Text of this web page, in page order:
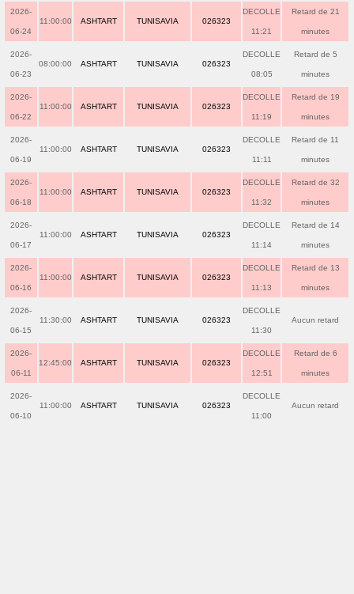
2026-
06-24
11:00:00 ASHTART TUNISAVIA 026323
DECOLLE
11:21
Retard de 21
minutes
2026-
06-23
08:00:00 ASHTART TUNISAVIA 026323
DECOLLE
08:05
Retard de 5
minutes
2026-
06-22
11:00:00 ASHTART TUNISAVIA 026323
DECOLLE
11:19
Retard de 19
minutes
2026-
06-19
11:00:00 ASHTART TUNISAVIA 026323
DECOLLE
11:11
Retard de 11
minutes
2026-
06-18
11:00:00 ASHTART TUNISAVIA 026323
DECOLLE
11:32
Retard de 32
minutes
2026-
06-17
11:00:00 ASHTART TUNISAVIA 026323
DECOLLE
11:14
Retard de 14
minutes
2026-
06-16
11:00:00 ASHTART TUNISAVIA 026323
DECOLLE
11:13
Retard de 13
minutes
2026-
06-15
11:30:00 ASHTART TUNISAVIA 026323
DECOLLE
11:30
Aucun retard
2026-
06-11
12:45:00 ASHTART TUNISAVIA 026323
DECOLLE
12:51
Retard de 6
minutes
2026-
06-10
11:00:00 ASHTART TUNISAVIA 026323
DECOLLE
11:00
Aucun retard